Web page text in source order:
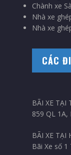
Chành xe
Nhà xe
Nhà xe
CÁC
BÃI XE TẠI
859 QL 1A,
BÃI XE TẠI
Bãi Xe số